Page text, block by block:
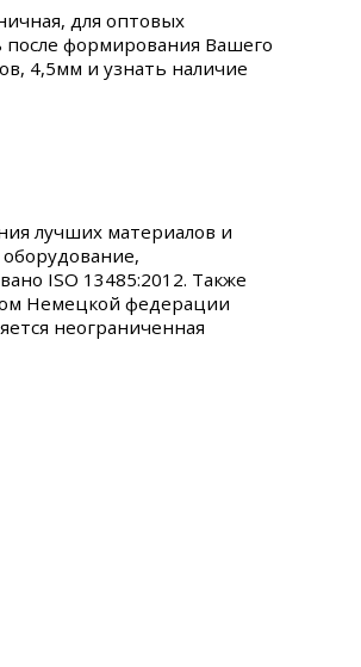
для оптовых
после формирования Вашего
4,5мм и узнать наличие
лучших материалов и
ISO 13485:2012. Также
Немецкой федерации
неограниченная